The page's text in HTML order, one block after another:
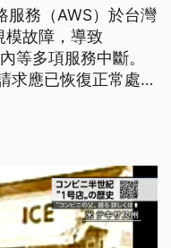
服務（AWS）於台灣
模故障，導致
等多項服務中斷。
求應已恢復正常處